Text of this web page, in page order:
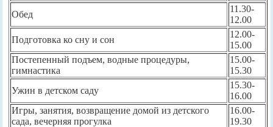
Обед
11.30-
12.00
Подготовка ко сну и сон
12.00-
15.00
Постепенный подъем, водные процедуры,
гимнастика
15.00-
15.30
Ужин в детском саду
15.30-
16.00
Игры, занятия, возвращение домой из детского
сада, вечерняя прогулка
16.00-
19.30